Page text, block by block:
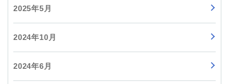
2025年5月
2024年10月
2024年6月